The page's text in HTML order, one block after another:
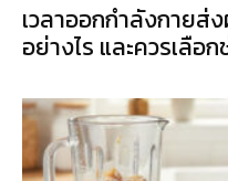
เวลาออกกำลังกายส่
อย่างไร และควรเลือ